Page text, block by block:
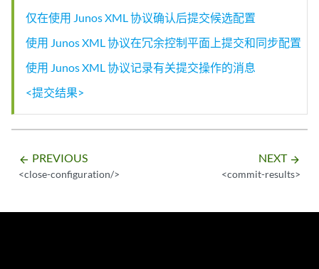
仅在使用 Junos XML 协议确认后提交候选配置
使用 Junos XML 协议在冗余控制平面上提交和同步配置
使用 Junos XML 协议记录有关提交操作的消息
<提交结果>
arrow_backward PREVIOUS
<close-configuration/>
NEXT arrow_forward
<commit-results>